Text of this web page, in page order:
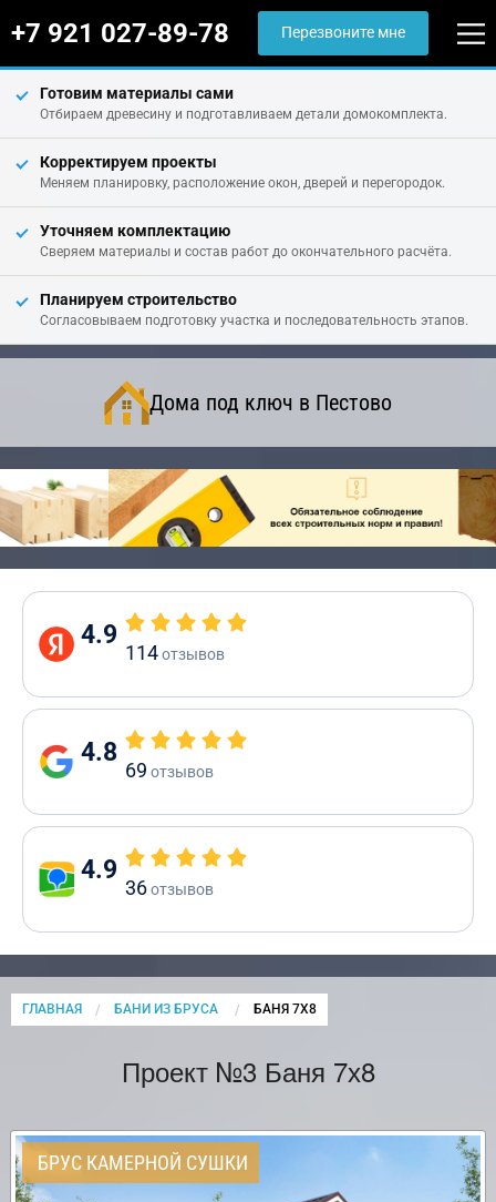
+7 921 027-89-78 Перезвоните мне
Готовим материалы сами
Отбираем древесину и подготавливаем детали домокомплекта.
Корректируем проекты
Меняем планировку, расположение окон, дверей и перегородок.
Уточняем комплектацию
Сверяем материалы и состав работ до окончательного расчёта.
Планируем строительство
Согласовываем подготовку участка и последовательность этапов.
Дома под ключ в Пестово
4.9
114отзывов
4.8
69 отзывов
4.9
36отзывов
ГЛАВНАЯ БАНИ ИЗ БРУСА CURRENT:
БАНЯ 7Х8
Проект №3 Баня 7х8
БРУС КАМЕРНОЙ СУШКИ